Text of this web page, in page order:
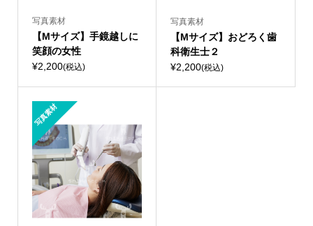
写真素材
【Mサイズ】手鏡越しに
笑顔の女性
¥2,200(税込)
写真素材
【Mサイズ】おどろく歯
科衛生士２
¥2,200(税込)
写真素材